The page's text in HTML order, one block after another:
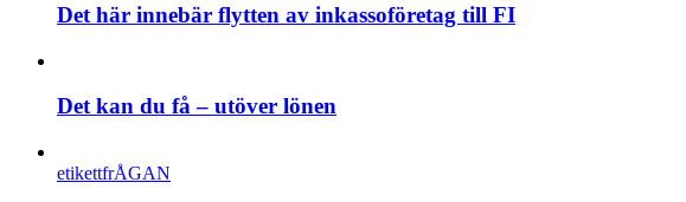
Det här innebär flytten av inkassoföretag till FI
Det kan du få – utöver lönen
etikettfrÅGAN